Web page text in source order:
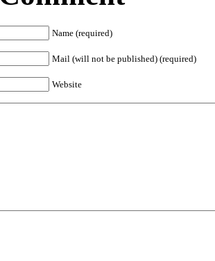
Name (required)
Mail (will not be published) (required)
Website